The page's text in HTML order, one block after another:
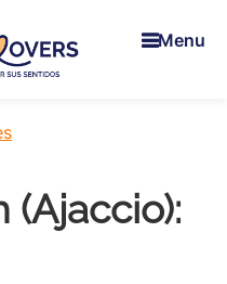
Menu
(Ajaccio):